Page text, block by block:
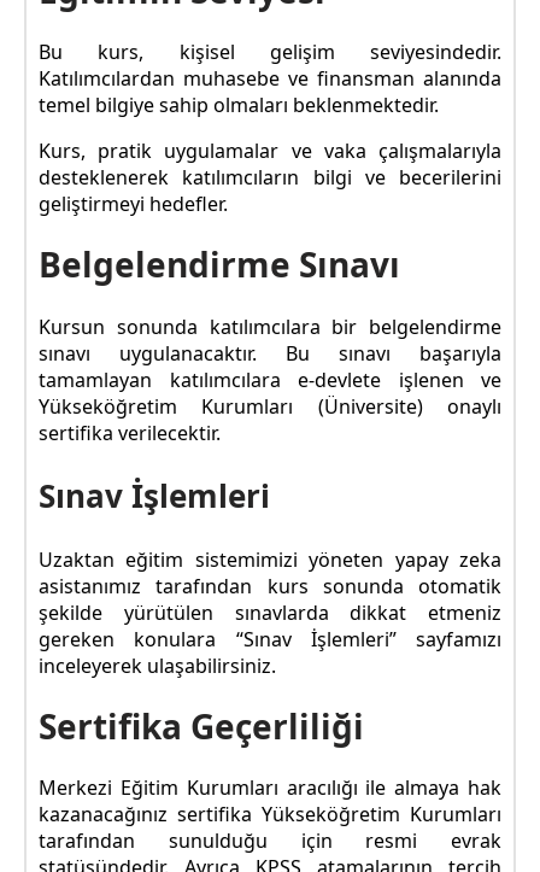
Bu kurs, kişisel gelişim seviyesindedir.
Katılımcılardan muhasebe ve finansman alanında
temel bilgiye sahip olmaları beklenmektedir.
Kurs, pratik uygulamalar ve vaka çalışmalarıyla
desteklenerek katılımcıların bilgi ve becerilerini
geliştirmeyi hedefler.
Belgelendirme Sınavı
Kursun sonunda katılımcılara bir belgelendirme
sınavı uygulanacaktır. Bu sınavı başarıyla
tamamlayan katılımcılara e-devlete işlenen ve
Yükseköğretim Kurumları (Üniversite) onaylı
sertifika verilecektir.
Sınav İşlemleri
Uzaktan eğitim sistemimizi yöneten yapay zeka
asistanımız tarafından kurs sonunda otomatik
şekilde yürütülen sınavlarda dikkat etmeniz
gereken konulara “Sınav İşlemleri” sayfamızı
inceleyerek ulaşabilirsiniz.
Sertifika Geçerliliği
Merkezi Eğitim Kurumları aracılığı ile almaya hak
kazanacağınız sertifika Yükseköğretim Kurumları
tarafından sunulduğu için resmi evrak